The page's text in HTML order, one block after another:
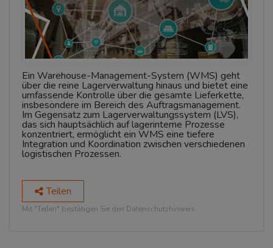
Ein Warehouse-Management-System (WMS) geht
über die reine Lagerverwaltung hinaus und bietet eine
umfassende Kontrolle über die gesamte Lieferkette,
insbesondere im Bereich des Auftragsmanagement.
Im Gegensatz zum Lagerverwaltungssystem (LVS),
das sich hauptsächlich auf lagerinterne Prozesse
konzentriert, ermöglicht ein WMS eine tiefere
Integration und Koordination zwischen verschiedenen
logistischen Prozessen.
Teilen
Mit "Teilen" bestätigen Sie den Datenschutzhinweis.